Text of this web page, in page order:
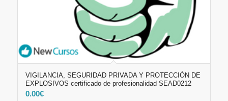
VIGILANCIA, SEGURIDAD PRIVADA Y PROTECCIÓN DE
EXPLOSIVOS certificado de profesionalidad SEAD0212
0.00€